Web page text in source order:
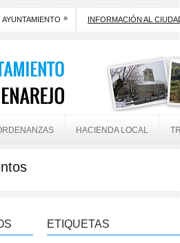
AYUNTAMIENTO » INFORMACIÓN AL
HACIENDA LOCAL
ETIQUETAS